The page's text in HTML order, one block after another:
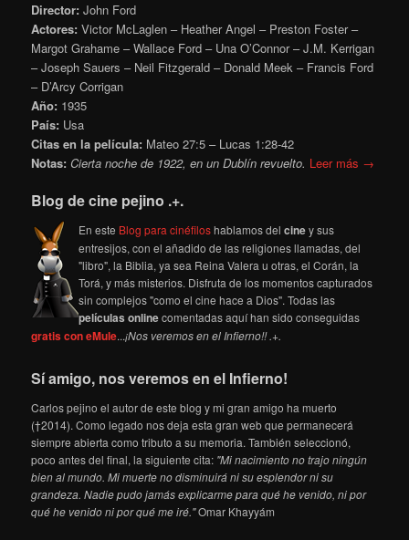
Director: John Ford
Actores: Victor McLaglen – Heather Angel – Preston Foster –
Margot Grahame – Wallace Ford – Una O’Connor – J.M. Kerrigan
– Joseph Sauers – Neil Fitzgerald – Donald Meek – Francis Ford
– D’Arcy Corrigan
Año: 1935
País: Usa
Citas en la película: Mateo 27:5 – Lucas 1:28-42
Notas:Cierta noche de 1922, en un Dublín revuelto. Leer más →
Blog de cine pejino .+.
En este Blog para cinéfiloshablamos delciney sus
entresijos, con el añadido de las religiones llamadas, del
"libro", la Biblia, ya sea Reina Valera u otras, el Corán, la
Torá, y más misterios. Disfruta de los momentos capturados
sin complejos "como el cine hace a Dios". Todas las
películas onlinecomentadas aquí han sido conseguidas
gratis con eMule...¡Nos veremos en el Infierno!! .+.
Sí amigo, nos veremos en el Infierno!
Carlos pejino el autor de este blog y mi gran amigo ha muerto
(†2014). Como legado nos deja esta gran web que permanecerá
siempre abierta como tributo a su memoria. También seleccionó,
poco antes del final, la siguiente cita: "Mi nacimiento no trajo ningún
bien al mundo. Mi muerte no disminuirá ni su esplendor ni su
grandeza. Nadie pudo jamás explicarme para qué he venido, ni por
qué he venido ni por qué me iré."Omar Khayyám